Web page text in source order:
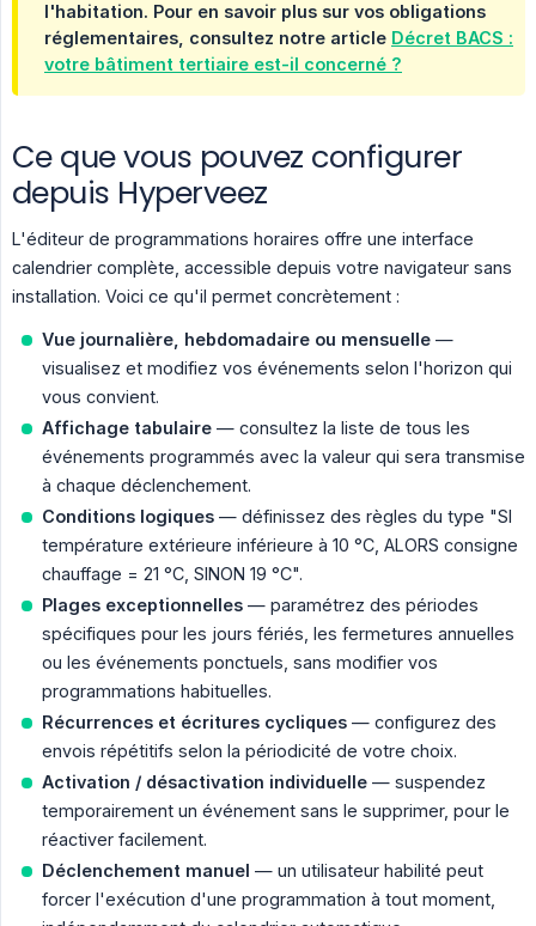
l'habitation. Pour en savoir plus sur vos obligations
réglementaires, consultez notre article Décret BACS :
votre bâtiment tertiaire est-il concerné ?
Ce que vous pouvez configurer
depuis Hyperveez
L'éditeur de programmations horaires offre une interface
calendrier complète, accessible depuis votre navigateur sans
installation. Voici ce qu'il permet concrètement :
Vue journalière, hebdomadaire ou mensuelle —
visualisez et modifiez vos événements selon l'horizon qui
vous convient.
Affichage tabulaire — consultez la liste de tous les
événements programmés avec la valeur qui sera transmise
à chaque déclenchement.
Conditions logiques — définissez des règles du type "SI
température extérieure inférieure à 10 °C, ALORS consigne
chauffage = 21 °C, SINON 19 °C".
Plages exceptionnelles — paramétrez des périodes
spécifiques pour les jours fériés, les fermetures annuelles
ou les événements ponctuels, sans modifier vos
programmations habituelles.
Récurrences et écritures cycliques — configurez des
envois répétitifs selon la périodicité de votre choix.
Activation / désactivation individuelle — suspendez
temporairement un événement sans le supprimer, pour le
réactiver facilement.
Déclenchement manuel — un utilisateur habilité peut
forcer l'exécution d'une programmation à tout moment,